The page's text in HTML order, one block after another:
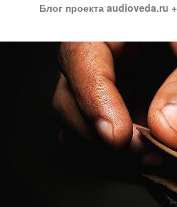
Блог проекта audioveda.ru